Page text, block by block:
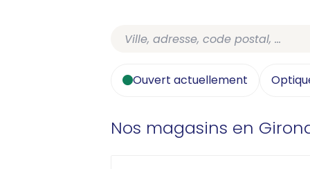
Ouvert actuellement
Nos magasins en